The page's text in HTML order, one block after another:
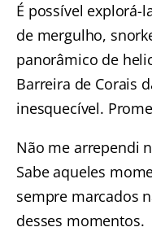
É possível explorá-
de mergulho,
panorâmico de
Barreira de Corais
inesquecível.
Não me arrependi
Sabe aqueles
sempre marcados
desses momentos.